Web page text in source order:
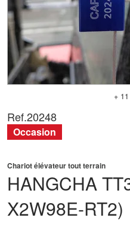
+
HANGCHA
X2W98E-RT2)
Chariot élévateur tout terrain
Ref.20248
Occasion